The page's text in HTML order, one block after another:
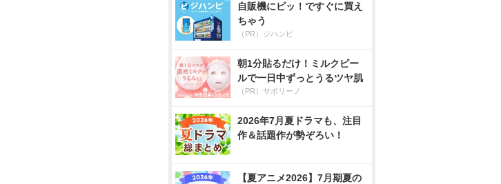
自販機にピッ！ですぐに買え
ちゃう
（PR）ジハンピ
朝1分貼るだけ！ミルクピー
ルで一日中ずっとうるツヤ肌
（PR）サボリーノ
2026年7月夏ドラマも、注目
作＆話題作が勢ぞろい！
【夏アニメ2026】7月期夏の